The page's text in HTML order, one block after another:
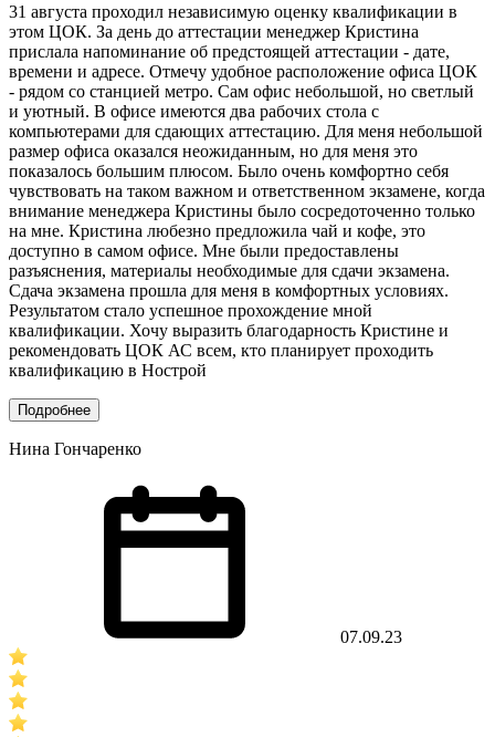
31 августа проходил независимую оценку квалификации в
этом ЦОК. За день до аттестации менеджер Кристина
прислала напоминание об предстоящей аттестации - дате,
времени и адресе. Отмечу удобное расположение офиса ЦОК
- рядом со станцией метро. Сам офис небольшой, но светлый
и уютный. В офисе имеются два рабочих стола с
компьютерами для сдающих аттестацию. Для меня небольшой
размер офиса оказался неожиданным, но для меня это
показалось большим плюсом. Было очень комфортно себя
чувствовать на таком важном и ответственном экзамене, когда
внимание менеджера Кристины было сосредоточенно только
на мне. Кристина любезно предложила чай и кофе, это
доступно в самом офисе. Мне были предоставлены
разъяснения, материалы необходимые для сдачи экзамена.
Сдача экзамена прошла для меня в комфортных условиях.
Результатом стало успешное прохождение мной
квалификации. Хочу выразить благодарность Кристине и
рекомендовать ЦОК АС всем, кто планирует проходить
квалификацию в Нострой
Подробнее
Нина Гончаренко
07.09.23